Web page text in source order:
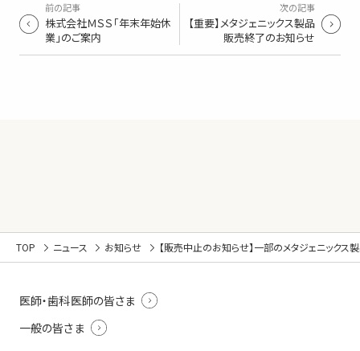
前の記事
株式会社ＭＳＳ「年末年始休
業」のご案内
次の記事
【重要】メタジェニックス製品
販売終了のお知らせ
TOP ニュース お知らせ 【販売中止のお知らせ】一部のメタジェニックス
医師・歯科医師の皆さま
一般の皆さま